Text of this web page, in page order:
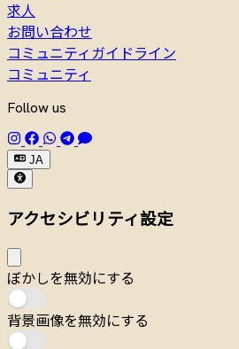
求人
お問い合わせ
コミュニティガイドライン
コミュニティ
Follow us
JA
アクセシビリティ設定
ぼかしを無効にする
背景画像を無効にする